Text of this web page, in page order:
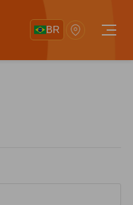
BR